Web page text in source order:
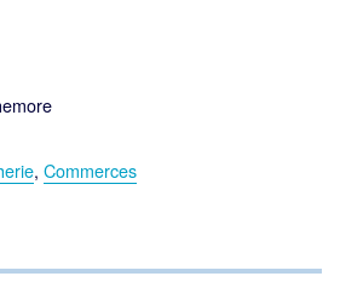
,Commerces